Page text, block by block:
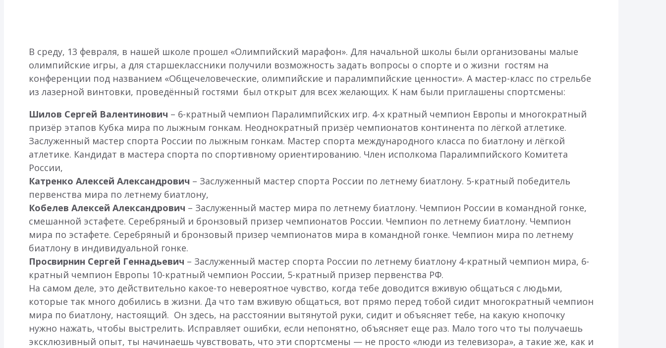
В среду, 13 февраля, в нашей школе прошел «Олимпийский марафон». Для начальной школы были организованы малые
олимпийские игры, а для старшеклассники получили возможность задать вопросы о спорте и о жизни гостям на
конференции под названием «Общечеловеческие, олимпийские и паралимпийские ценности». А мастер-класс по стрельбе
из лазерной винтовки, проведённый гостями был открыт для всех желающих. К нам были приглашены спортсмены:
Шилов Сергей Валентинович – 6-кратный чемпион Паралимпийских игр. 4-х кратный чемпион Европы и многократный
призёр этапов Кубка мира по лыжным гонкам. Неоднократный призёр чемпионатов континента по лёгкой атлетике.
Заслуженный мастер спорта России по лыжным гонкам. Мастер спорта международного класса по биатлону и лёгкой
атлетике. Кандидат в мастера спорта по спортивному ориентированию. Член исполкома Паралимпийского Комитета
России,
Катренко Алексей Александрович – Заслуженный мастер спорта России по летнему биатлону. 5-кратный победитель
первенства мира по летнему биатлону,
Кобелев Алексей Александрович – Заслуженный мастер мира по летнему биатлону. Чемпион России в командной гонке,
смешанной эстафете. Серебряный и бронзовый призер чемпионатов России. Чемпион по летнему биатлону. Чемпион
мира по эстафете. Серебряный и бронзовый призер чемпионатов мира в командной гонке. Чемпион мира по летнему
биатлону в индивидуальной гонке.
Просвирнин Сергей Геннадьевич – Заслуженный мастер спорта России по летнему биатлону 4-кратный чемпион мира, 6-
кратный чемпион Европы 10-кратный чемпион России, 5-кратный призер первенства РФ.
На самом деле, это действительно какое-то невероятное чувство, когда тебе доводится вживую общаться с людьми,
которые так много добились в жизни. Да что там вживую общаться, вот прямо перед тобой сидит многократный чемпион
мира по биатлону, настоящий. Он здесь, на расстоянии вытянутой руки, сидит и объясняет тебе, на какую кнопочку
нужно нажать, чтобы выстрелить. Исправляет ошибки, если непонятно, объясняет еще раз. Мало того что ты получаешь
эксклюзивный опыт, ты начинаешь чувствовать, что эти спортсмены — не просто «люди из телевизора», а такие же, как и